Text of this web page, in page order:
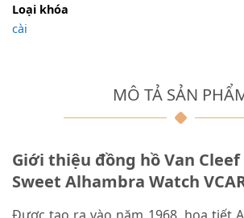
MÔ TẢ SẢN
Giới thiệu đồng hồ Van
Sweet Alhambra Watch
Được tạo ra vào năm 1968, họa tiết
Loại khóa
cài